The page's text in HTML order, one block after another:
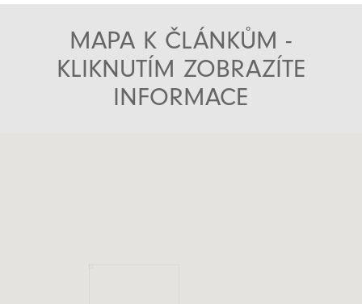
MAPA K ČLÁNKŮM -
KLIKNUTÍM ZOBRAZÍTE
INFORMACE